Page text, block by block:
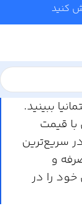
ببینید.
با قیمت
سریع‌ترین
و
را در